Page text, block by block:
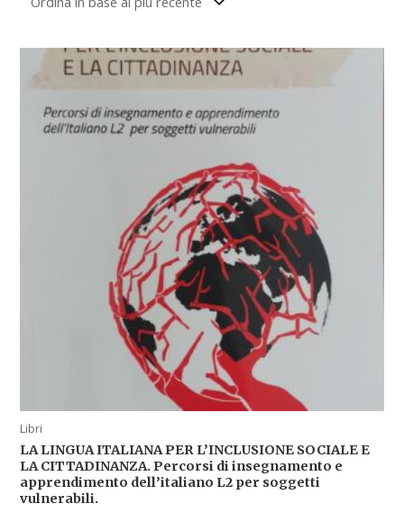
Libri
LA LINGUA ITALIANA PER L’INCLUSIONE SOCIALE E
LA CITTADINANZA. Percorsi di insegnamento e
apprendimento dell’italiano L2 per soggetti
vulnerabili.